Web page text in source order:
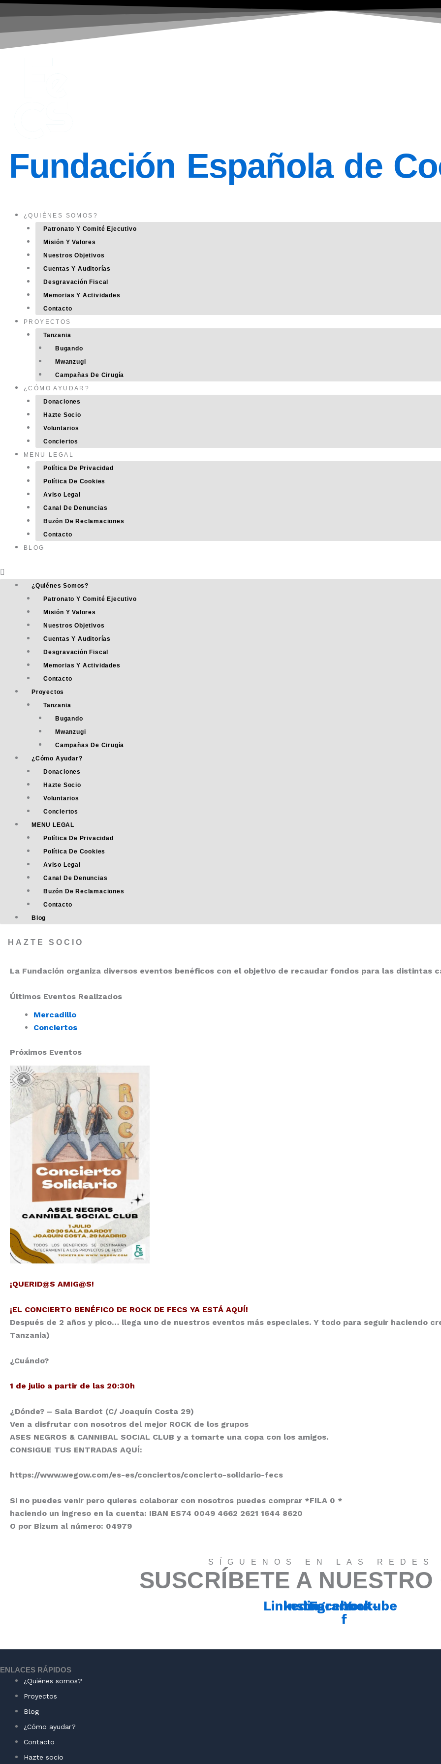
Ir
al
contenido
Fundación Española de
¿QUIÉNES SOMOS?
Patronato Y Comité Ejecutivo
Misión Y Valores
Nuestros Objetivos
Cuentas Y Auditorías
Desgravación Fiscal
Memorias Y Actividades
Contacto
PROYECTOS
Tanzania
Bugando
Mwanzugi
Campañas De Cirugía
¿CÓMO AYUDAR?
Donaciones
Hazte Socio
Voluntarios
Conciertos
MENU LEGAL
Política De Privacidad
Política De Cookies
Aviso Legal
Canal De Denuncias
Buzón De Reclamaciones
Contacto
BLOG
¿Quiénes Somos?
Patronato Y Comité Ejecutivo
Misión Y Valores
Nuestros Objetivos
Cuentas Y Auditorías
Desgravación Fiscal
Memorias Y Actividades
Contacto
Proyectos
Tanzania
Bugando
Mwanzugi
Campañas De Cirugía
¿Cómo Ayudar?
Donaciones
Hazte Socio
Voluntarios
Conciertos
MENU LEGAL
Política De Privacidad
Política De Cookies
Aviso Legal
Canal De Denuncias
Buzón De Reclamaciones
Contacto
Blog
HAZTE SOCIO
La Fundación organiza diversos eventos benéficos con el objetivo de recaudar fondos para las distintas
Últimos Eventos Realizados
Mercadillo
Conciertos
Próximos Eventos
¡QUERID@S AMIG@S!
¡EL CONCIERTO BENÉFICO DE ROCK DE FECS YA ESTÁ AQUÍ!
Después de 2 años y pico… llega uno de nuestros eventos más especiales. Y todo para seguir haciendo
Tanzania)
¿Cuándo?
1 de julio a partir de las 20:30h
¿Dónde? – Sala Bardot (C/ Joaquín Costa 29)
Ven a disfrutar con nosotros del mejor ROCK de los grupos
ASES NEGROS & CANNIBAL SOCIAL CLUB y a tomarte una copa con los amigos.
CONSIGUE TUS ENTRADAS AQUÍ:
https://www.wegow.com/es-es/conciertos/concierto-solidario-fecs
Si no puedes venir pero quieres colaborar con nosotros puedes comprar *FILA 0 *
haciendo un ingreso en la cuenta: IBAN ES74 0049 4662 2621 1644 8620
O por Bizum al número: 04979
SÍGUENOS EN LAS REDES
SUSCRÍBETE A
Linkedin
Instagram
Facebook-
f
Youtube
ENLACES RÁPIDOS
¿Quiénes somos?
Proyectos
Blog
¿Cómo ayudar?
Contacto
Hazte socio